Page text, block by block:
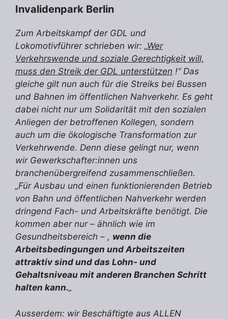
Invalidenpark Berlin
Zum Arbeitskampf der GDL und
Lokomotivführer schrieben wir: „Wer
Verkehrswende und soziale Gerechtigkeit will,
muss den Streik der GDL unterstützen !“ Das
gleiche gilt nun auch für die Streiks bei Bussen
und Bahnen im öffentlichen Nahverkehr. Es geht
dabei nicht nur um Solidarität mit den sozialen
Anliegen der betroffenen Kollegen, sondern
auch um die ökologische Transformation zur
Verkehrwende. Denn diese gelingt nur, wenn
wir Gewerkschafter:innen uns
branchenübergreifend zusammenschließen.
„Für Ausbau und einen funktionierenden Betrieb
von Bahn und öffentlichen Nahverkehr werden
dringend Fach- und Arbeitskräfte benötigt. Die
kommen aber nur – ähnlich wie im
Gesundheitsbereich – , wenn die
Arbeitsbedingungen und Arbeitszeiten
attraktiv sind und das Lohn- und
Gehaltsniveau mit anderen Branchen Schritt
halten kann.„
Ausserdem: wir Beschäftigte aus ALLEN